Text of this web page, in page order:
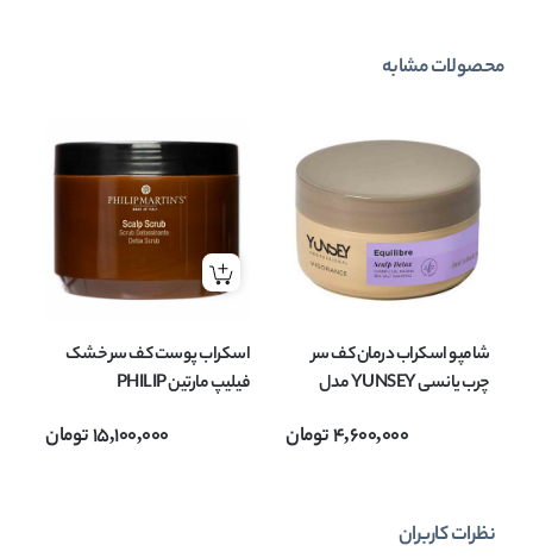
محصولات مشابه
شامپو اسکراب درمان کف سر
چرب یانسی YUNSEY مدل
4,600,000تومان
اسکراب پوست کف سر خشک
فیلیپ مارتین PHILIP
15,100,000تومان
نظرات کاربران